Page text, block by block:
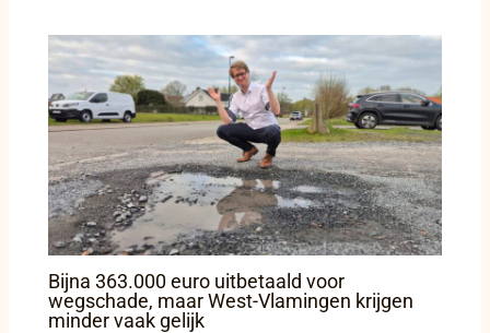
Bijna 363.000 euro uitbetaald voor
wegschade, maar West-Vlamingen krijgen
minder vaak gelijk